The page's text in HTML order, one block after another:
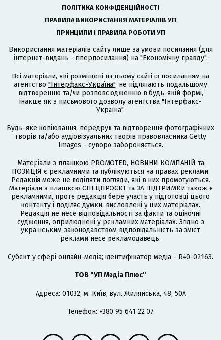
ПОЛІТИКА КОНФІДЕНЦІЙНОСТІ
ПРАВИЛА ВИКОРИСТАННЯ МАТЕРІАЛІВ УП
ПРИНЦИПИ І ПРАВИЛА РОБОТИ УП
Використання матеріалів сайту лише за умови посилання (для
інтернет-видань - гіперпосилання) на "Економічну правду".
Всі матеріали, які розміщені на цьому сайті із посиланням на
агентство "Інтерфакс-Україна", не підлягають подальшому
відтворенню та/чи розповсюдженню в будь-якій формі,
інакше як з письмового дозволу агентства "Інтерфакс-
Україна".
Будь-яке копіювання, передрук та відтворення фотографічних
творів та/або аудіовізуальних творів правовласника Getty
Images - суворо забороняється.
Матеріали з плашкою PROMOTED, НОВИНИ КОМПАНІЙ та
ПОЗИЦІЯ є рекламними та публікуються на правах реклами.
Редакція може не поділяти погляди, які в них промотуються.
Матеріали з плашкою СПЕЦПРОЄКТ та ЗА ПІДТРИМКИ також є
рекламними, проте редакція бере участь у підготовці цього
контенту і поділяє думки, висловлені у цих матеріалах.
Редакція не несе відповідальності за факти та оціночні
судження, оприлюднені у рекламних матеріалах. Згідно з
українським законодавством відповідальність за зміст
реклами несе рекламодавець.
Cубєкт у сфері онлайн-медіа; ідентифікатор медіа - R40-02163.
ТОВ "УП Медіа Плюс"
Адреса: 01032, м. Київ, вул. Жилянська, 48, 50А
Телефон: +380 95 641 22 07